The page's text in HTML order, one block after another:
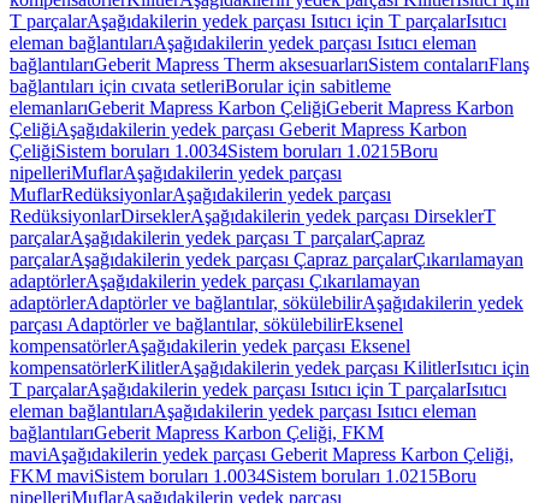
T parçalarAşağıdakilerin yedek parçası Isıtıcı için T parçalarIsıtıcı
eleman bağlantılarıAşağıdakilerin yedek parçası Isıtıcı eleman
bağlantılarıGeberit Mapress Therm aksesuarlarıSistem contalarıFlanş
bağlantıları için cıvata setleriBorular için sabitleme
elemanlarıGeberit Mapress Karbon ÇeliğiGeberit Mapress Karbon
ÇeliğiAşağıdakilerin yedek parçası Geberit Mapress Karbon
ÇeliğiSistem boruları 1.0034Sistem boruları 1.0215Boru
nipelleriMuflarAşağıdakilerin yedek parçası
MuflarRedüksiyonlarAşağıdakilerin yedek parçası
RedüksiyonlarDirseklerAşağıdakilerin yedek parçası DirseklerT
parçalarAşağıdakilerin yedek parçası T parçalarÇapraz
parçalarAşağıdakilerin yedek parçası Çapraz parçalarÇıkarılamayan
adaptörlerAşağıdakilerin yedek parçası Çıkarılamayan
adaptörlerAdaptörler ve bağlantılar, sökülebilirAşağıdakilerin yedek
parçası Adaptörler ve bağlantılar, sökülebilirEksenel
kompensatörlerAşağıdakilerin yedek parçası Eksenel
kompensatörlerKilitlerAşağıdakilerin yedek parçası KilitlerIsıtıcı için
T parçalarAşağıdakilerin yedek parçası Isıtıcı için T parçalarIsıtıcı
eleman bağlantılarıAşağıdakilerin yedek parçası Isıtıcı eleman
bağlantılarıGeberit Mapress Karbon Çeliği, FKM
maviAşağıdakilerin yedek parçası Geberit Mapress Karbon Çeliği,
FKM maviSistem boruları 1.0034Sistem boruları 1.0215Boru
nipelleriMuflarAşağıdakilerin yedek parçası